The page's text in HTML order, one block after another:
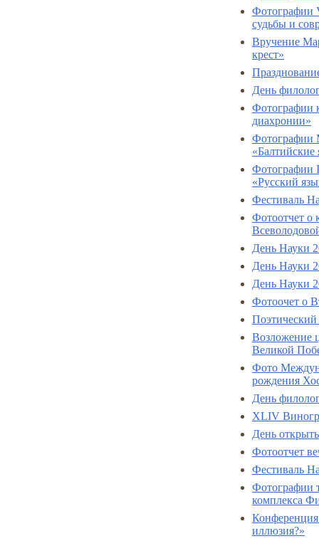
Фотографии
судьбы и
Вручение
крест»
День
Фотографии
диахронии»
Фотографии
Фотографии
«Русский
Фестиваль
Фотоотчет
День Науки
День Науки
День Науки
Фотоочет о
Поэтический
Возложение
Великой
Фото
рождения
День
XLIV
День
Фотоотчет
Фестиваль
Фотографии
комплекса
иллюзия?»